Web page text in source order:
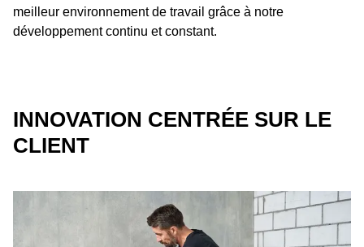
meilleur environnement de travail grâce à notre
développement continu et constant.
INNOVATION CENTRÉE SUR LE
CLIENT